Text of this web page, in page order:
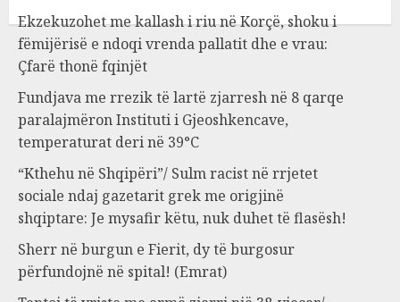
Ekzekuzohet me kallash i riu në Korçë, shoku i
fëmijërisë e ndoqi vrenda pallatit dhe e vrau:
Çfarë thonë fqinjët
Fundjava me rrezik të lartë zjarresh në 8 qarqe
paralajmëron Instituti i Gjeoshkencave,
temperaturat deri në 39°C
“Kthehu në Shqipëri”/ Sulm racist në rrjetet
sociale ndaj gazetarit grek me origjinë
shqiptare: Je mysafir këtu, nuk duhet të flasësh!
Sherr në burgun e Fierit, dy të burgosur
përfundojnë në spital! (Emrat)